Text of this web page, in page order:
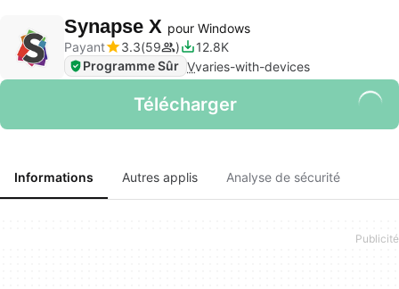
Synapse X pour Windows
Payant
3.3 59
12.8K
Programme Sûr Vvaries-with-devices
Télécharger
Informations Autres applis Analyse de sécurité